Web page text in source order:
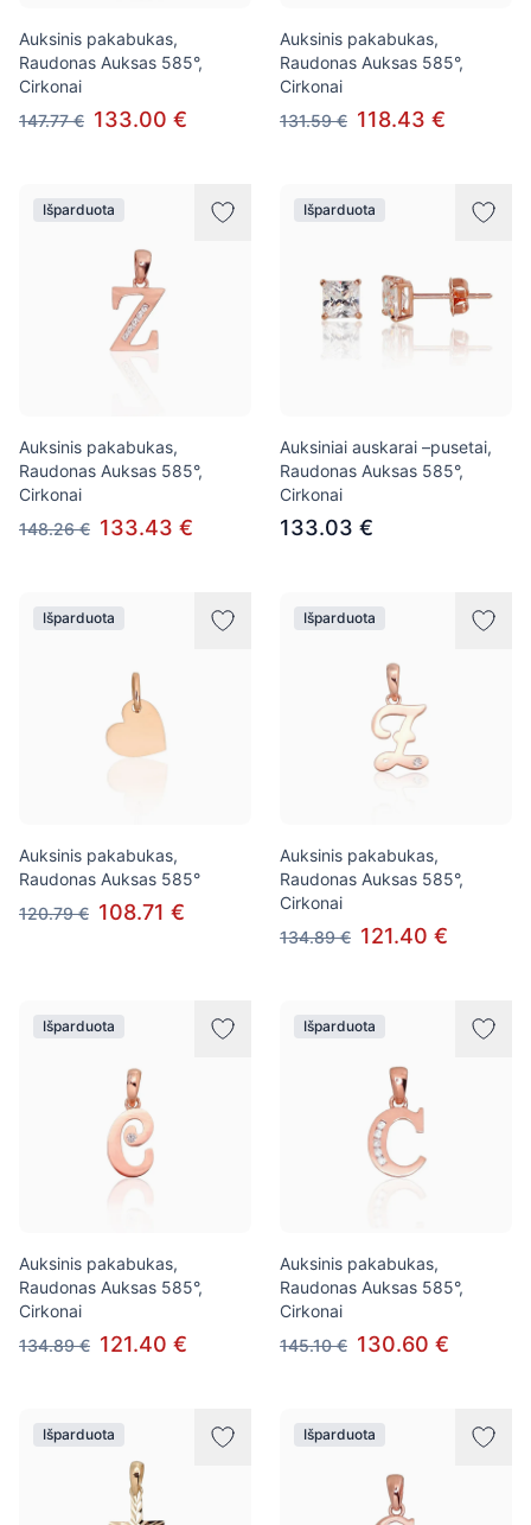
Auksinis pakabukas,
Raudonas Auksas 585°,
Cirkonai
147.77 € 133.00 €
Auksinis pakabukas,
Raudonas Auksas 585°,
Cirkonai
131.59 € 118.43 €
Išparduota
Auksinis pakabukas,
Raudonas Auksas 585°,
Cirkonai
148.26 € 133.43 €
Išparduota
Auksiniai auskarai –pusetai,
Raudonas Auksas 585°,
Cirkonai
133.03 €
Išparduota
Auksinis pakabukas,
Raudonas Auksas 585°
120.79 € 108.71 €
Išparduota
Auksinis pakabukas,
Raudonas Auksas 585°,
Cirkonai
134.89 € 121.40 €
Išparduota
Auksinis pakabukas,
Raudonas Auksas 585°,
Cirkonai
134.89 € 121.40 €
Išparduota
Auksinis pakabukas,
Raudonas Auksas 585°,
Cirkonai
145.10 € 130.60 €
Išparduota Išparduota